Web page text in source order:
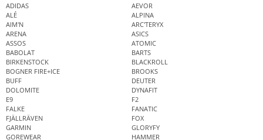
ADIDAS
AEVOR
ALÉ
ALPINA
AIM'N
ARC'TERYX
ARENA
ASICS
ASSOS
ATOMIC
BABOLAT
BARTS
BIRKENSTOCK
BLACKROLL
BOGNER FIRE+ICE
BROOKS
BUFF
DEUTER
DOLOMITE
DYNAFIT
E9
F2
FALKE
FANATIC
FJÄLLRÄVEN
FOX
GARMIN
GLORYFY
GOREWEAR
HAMMER